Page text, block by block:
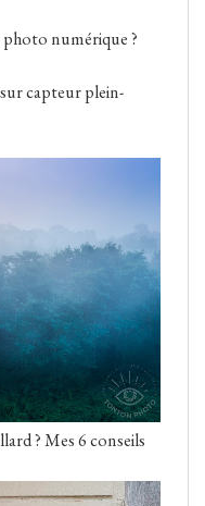
numérique ?
capteur plein-
? Mes 6 conseils